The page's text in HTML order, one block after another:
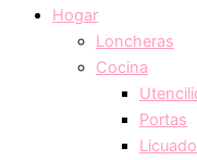
Hogar
Loncheras
Cocina
Portas